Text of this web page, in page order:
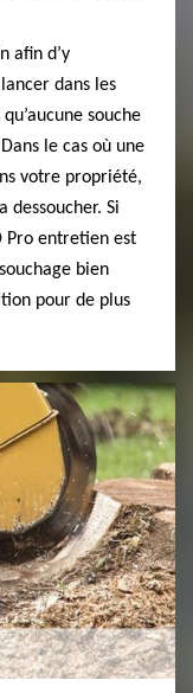
afin d’y
dans les
souche
le cas où une
votre propriété,
dessoucher. Si
Pro entretien est
bien
pour de plus